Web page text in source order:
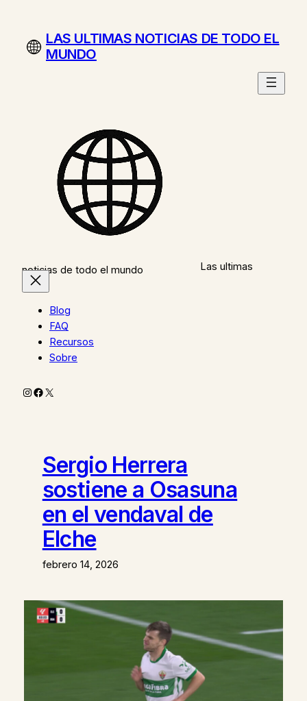
contenidoLAS ULTIMAS NOTICIAS DE TODO EL
MUNDO
Las ultimas
noticias de todo el mundo
Blog
FAQ
Recursos
Sobre
Instagram
Facebook
X
Sergio Herrera
sostiene a Osasuna
en el vendaval de
Elche
febrero 14, 2026